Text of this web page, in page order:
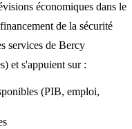
économiques dans le
de la sécurité
services de Bercy
et s'appuient sur :
(PIB, emploi,